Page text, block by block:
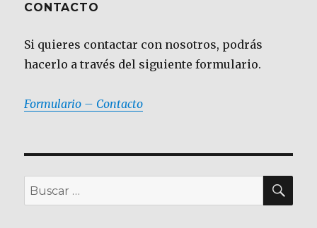
CONTACTO
Si quieres contactar con nosotros, podrás
hacerlo a través del siguiente formulario.
Formulario – Contacto
Buscar
por: